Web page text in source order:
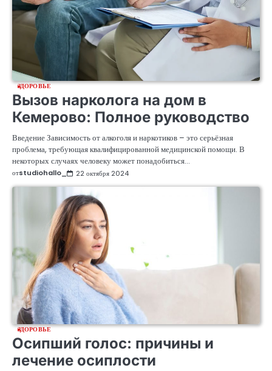
ЗДОРОВЬЕ
Вызов нарколога на дом в
Кемерово: Полное руководство
Введение Зависимость от алкоголя и наркотиков – это серьёзная
проблема, требующая квалифицированной медицинской помощи. В
некоторых случаях человеку может понадобиться…
отstudiohallo_ 22 октября 2024
ЗДОРОВЬЕ
Осипший голос: причины и
лечение осиплости